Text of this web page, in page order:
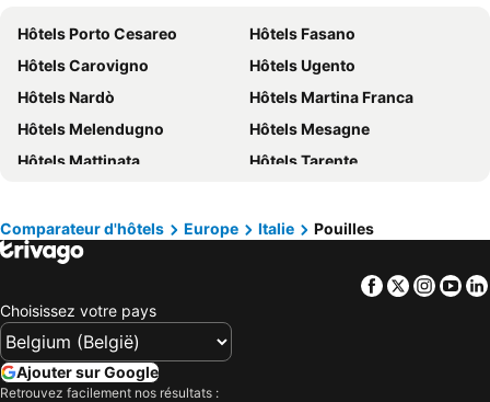
Hôtels Porto Cesareo
Hôtels Fasano
Hôtels Carovigno
Hôtels Ugento
Hôtels Nardò
Hôtels Martina Franca
Hôtels Melendugno
Hôtels Mesagne
Hôtels Mattinata
Hôtels Tarente
Hôtels Conversano
Hôtels Locorotondo
Hôtels Santa Cesarea Terme
Hôtels San Giovanni Rotondo
Hôtels Trani
Hôtels Péschici
Comparateur d'hôtels Europe Italie Pouilles
Facebook
Twitter
Choisissez votre pays
Ajouter sur Google
Retrouvez facilement nos résultats :